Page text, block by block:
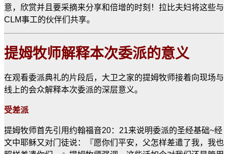
意，欣赏并且要采摘来分享和倍增的时刻！拉比夫妇将这些与
CLM事工的伙伴们共享。
提姆牧师解释本次委派的意义
在观看委派典礼的片段后，大卫之家的提姆牧师接着向现场与
线上的会众解释本次委派的深层意义。
受差派
提姆牧师首先引用约翰福音20：21来说明委派的圣经基础~经
文中耶稣又对门徒说：『愿你们平安，父怎样差遣了我，我也